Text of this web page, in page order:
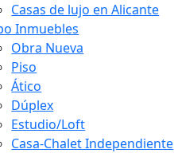
Casas de lujo en Alicante
Inmuebles
Obra Nueva
Piso
Ático
Dúplex
Estudio/Loft
Casa-Chalet Independiente